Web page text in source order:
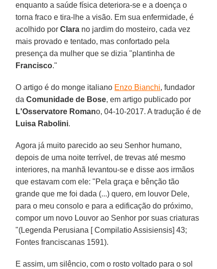
enquanto a saúde física deteriora-se e a doença o
torna fraco e tira-lhe a visão. Em sua enfermidade, é
acolhido porClara no jardim do mosteiro, cada vez
mais provado e tentado, mas confortado pela
presença da mulher que se dizia "plantinha de
Francisco."
O artigo é do monge italiano Enzo Bianchi, fundador
daComunidade de Bose, em artigo publicado por
L'Osservatore Romano, 04-10-2017. A tradução é de
Luisa Rabolini.
Agora já muito parecido ao seu Senhor humano,
depois de uma noite terrível, de trevas até mesmo
interiores, na manhã levantou-se e disse aos irmãos
que estavam com ele: "Pela graça e bênção tão
grande que me foi dada (...) quero, em louvor Dele,
para o meu consolo e para a edificação do próximo,
compor um novo Louvor ao Senhor por suas criaturas
"(Legenda Perusiana [ Compilatio Assisiensis] 43;
Fontes franciscanas 1591).
E assim, um silêncio, com o rosto voltado para o sol